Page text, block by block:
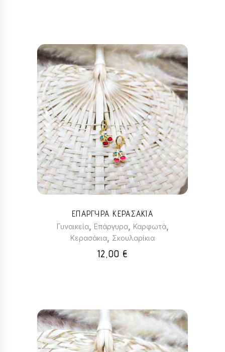
ΕΠΑΡΓΥΡΑ ΚΕΡΑΣΑΚΙΑ
Γυναικεία, Επάργυρα, Καρφωτά,
Κερασάκια, Σκουλαρίκια
12,00 €